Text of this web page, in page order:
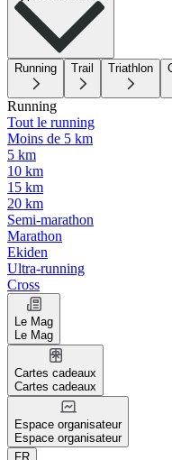
Running Trail Triathlon
Running
Tout le running
Moins de 5 km
5 km
10 km
15 km
20 km
Semi-marathon
Marathon
Ekiden
Ultra-running
Cross
Le Mag
Le Mag
Cartes cadeaux
Cartes cadeaux
Espace organisateur
Espace organisateur
FR